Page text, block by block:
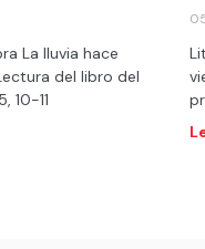
La lluvia hace
del libro del
10-11